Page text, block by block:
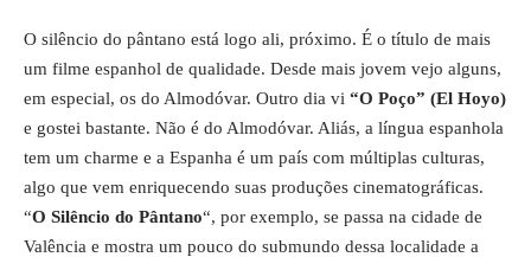
O silêncio do pântano está logo ali, próximo. É o título de mais
um filme espanhol de qualidade. Desde mais jovem vejo alguns,
em especial, os do Almodóvar. Outro dia vi “O Poço” (El Hoyo)
e gostei bastante. Não é do Almodóvar. Aliás, a língua espanhola
tem um charme e a Espanha é um país com múltiplas culturas,
algo que vem enriquecendo suas produções cinematográficas.
“O Silêncio do Pântano“, por exemplo, se passa na cidade de
Valência e mostra um pouco do submundo dessa localidade a